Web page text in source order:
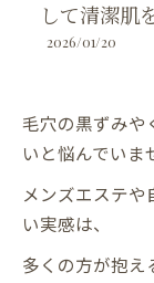
して清潔肌
2026/01/20
毛穴の黒ずみや
いと悩んでいま
メンズエステ
い実感は、
多くの方が抱え